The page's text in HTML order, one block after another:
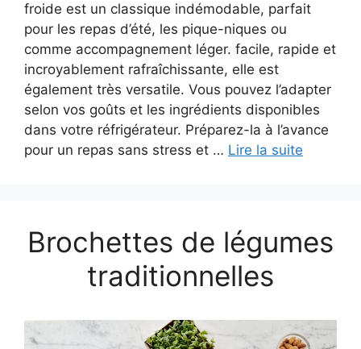
froide est un classique indémodable, parfait
pour les repas d’été, les pique-niques ou
comme accompagnement léger. facile, rapide et
incroyablement rafraîchissante, elle est
également très versatile. Vous pouvez l’adapter
selon vos goûts et les ingrédients disponibles
dans votre réfrigérateur. Préparez-la à l’avance
pour un repas sans stress et … Lire la suite
Brochettes de légumes
traditionnelles